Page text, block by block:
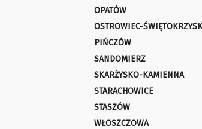
OPATÓW
OSTROWIEC-
PIŃCZÓW
SANDOMIERZ
SKARŻYSKO-KAMIENNA
STARACHOWICE
STASZÓW
WŁOSZCZOWA